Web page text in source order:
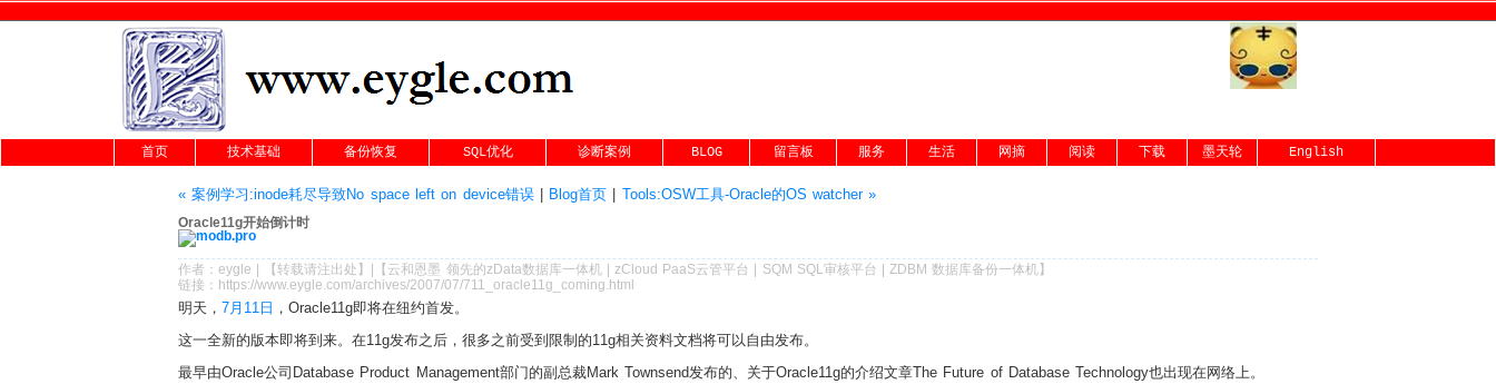
首页 技术基础 备份恢复 SQL优化 诊断案例 BLOG 留言板 服务 生活 网摘 阅读 下载 墨天轮 English
« 案例学习:inode耗尽导致No space left on device错误| Blog首页 Tools:OSW工具-Oracle的OS watcher »
Oracle11g开始倒计时
作者： eygle 【转载请注出处 】|【 云和恩墨 领先的zData数据库一体机|zCloud PaaS云管平台 SQM SQL审核平台 |ZDBM 数据库备份一体机】
链接： https://www.eygle.com/archives/2007/07/711_oracle11g_coming.html
明天， 7月11日 ，Oracle11g即将在纽约首发。
这一全新的版本即将到来。在11g发布之后，很多之前受到限制的11g相关资料文档将可以自由发布。
最早由Oracle公司Database Product Management部门的副总裁Mark Townsend发布的、关于Oracle11g的介绍文章The Future of Database Technology也出现在网络上。